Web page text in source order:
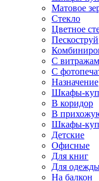
Матовое
Стекло
Цветное
Пескоструй
С
С
Назначение
Шкафы-
В коридор
В
Шкафы-
Детские
Офисные
Для книг
Для
На балкон